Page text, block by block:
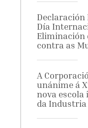
Día
Eliminación
contra as
A
unánime á
nova escola
da Industria